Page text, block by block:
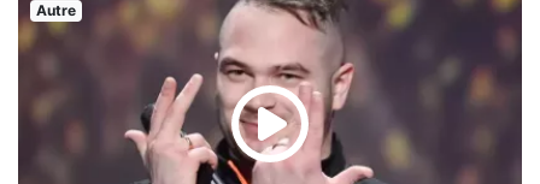
Autre